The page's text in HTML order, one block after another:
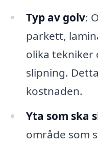
Typ av golv:
parkett,
olika
slipning.
kostnaden.
Yta som ska
område som